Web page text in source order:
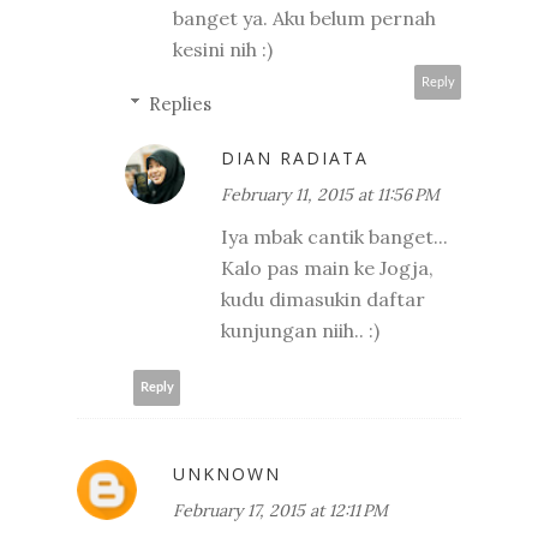
banget ya. Aku belum pernah
kesini nih :)
Reply
Replies
DIAN RADIATA
February 11, 2015 at 11:56 PM
Iya mbak cantik banget...
Kalo pas main ke Jogja,
kudu dimasukin daftar
kunjungan niih.. :)
Reply
UNKNOWN
February 17, 2015 at 12:11 PM